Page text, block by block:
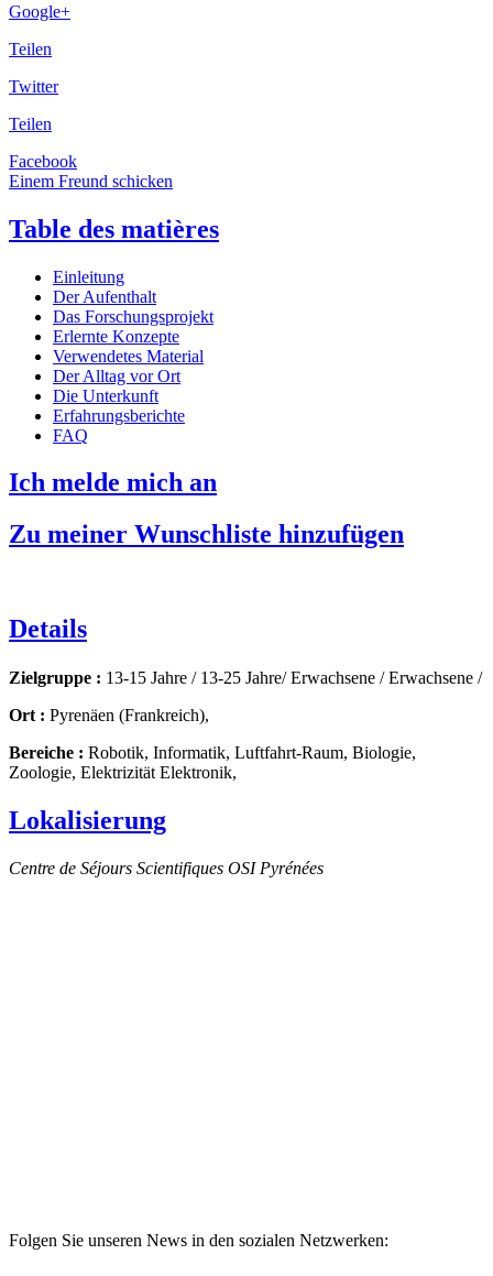
Google+
Teilen
Twitter
Teilen
Facebook
Einem Freund schicken
Table des matières
Einleitung
Der Aufenthalt
Das Forschungsprojekt
Erlernte Konzepte
Verwendetes Material
Der Alltag vor Ort
Die Unterkunft
Erfahrungsberichte
FAQ
Ich melde mich an
Zu meiner Wunschliste hinzufügen
Details
Zielgruppe : 13-15 Jahre / 13-25 Jahre/ Erwachsene / Erwachsene /
Ort : Pyrenäen (Frankreich),
Bereiche : Robotik, Informatik, Luftfahrt-Raum, Biologie,
Zoologie, Elektrizität Elektronik,
Lokalisierung
Centre de Séjours Scientifiques OSI Pyrénées
Folgen Sie unseren News in den sozialen Netzwerken: